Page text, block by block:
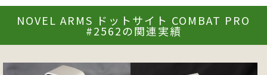
NOVEL ARMS ドットサイト COMBAT PRO
#2562の関連実績